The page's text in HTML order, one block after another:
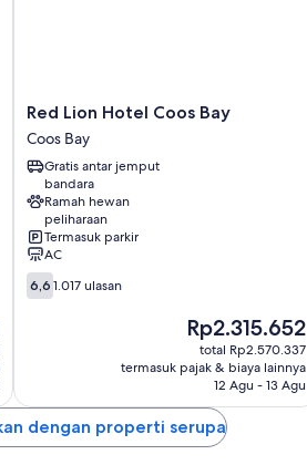
Red
Lion
Hotel
Coos
Bay
Coos
Bay
Red Lion Hotel Coos Bay
Coos Bay
Gratis antar jemput
bandara
Ramah hewan
peliharaan
Termasuk parkir
AC
6.6
dari
6,6 1.017 ulasan
Harga
sekarang
Rp2.315.652
Rp2.315.652
total Rp2.570.337
termasuk pajak & biaya lainnya
12 Agu - 13 Agu
dengan properti serupa